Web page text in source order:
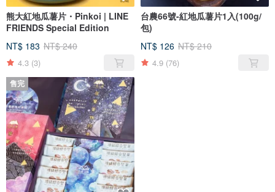
熊大紅地瓜薯片・Pinkoi | LINE
FRIENDS Special Edition
NT$ 183 NT$ 240
4.3 (3)
台農66號-紅地瓜薯片1入(100g/
包)
NT$ 126 NT$ 210
4.9 (76)
售完